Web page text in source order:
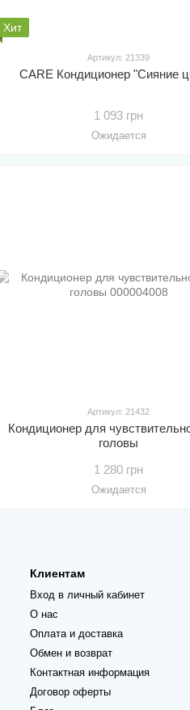
Хит
Артикул: 21339
CARE Кондиционер "Сияние
1 093 грн
Ожидается
Артикул: 21432
Кондиционер для
головы
1 280 грн
Ожидается
Клиентам
Вход в личный кабинет
О нас
Оплата и доставка
Обмен и возврат
Контактная информация
Договор оферты